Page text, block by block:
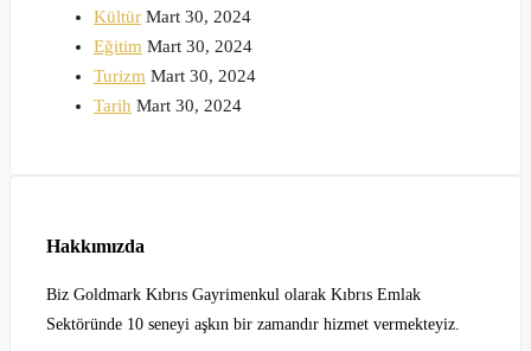
Kültür Mart 30, 2024
Eğitim Mart 30, 2024
Turizm Mart 30, 2024
Tarih Mart 30, 2024
Hakkımızda
Biz Goldmark Kıbrıs Gayrimenkul olarak Kıbrıs Emlak
Sektöründe 10 seneyi aşkın bir zamandır hizmet vermekteyiz.